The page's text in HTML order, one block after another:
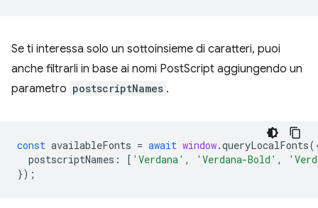
Se ti interessa solo un sottoinsieme di caratteri, puoi
anche filtrarli in base ai nomi PostScript aggiungendo un
parametro postscriptNames .
const availableFonts = await window.queryLocalFonts
postscriptNames : [ 'Verdana' , 'Verdana-Bold' ,
});